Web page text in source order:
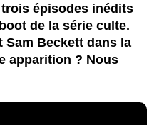
épisodes inédits
de la série culte.
Beckett dans la
apparition ? Nous